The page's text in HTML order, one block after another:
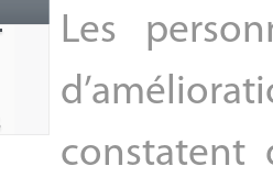
Les
constatent